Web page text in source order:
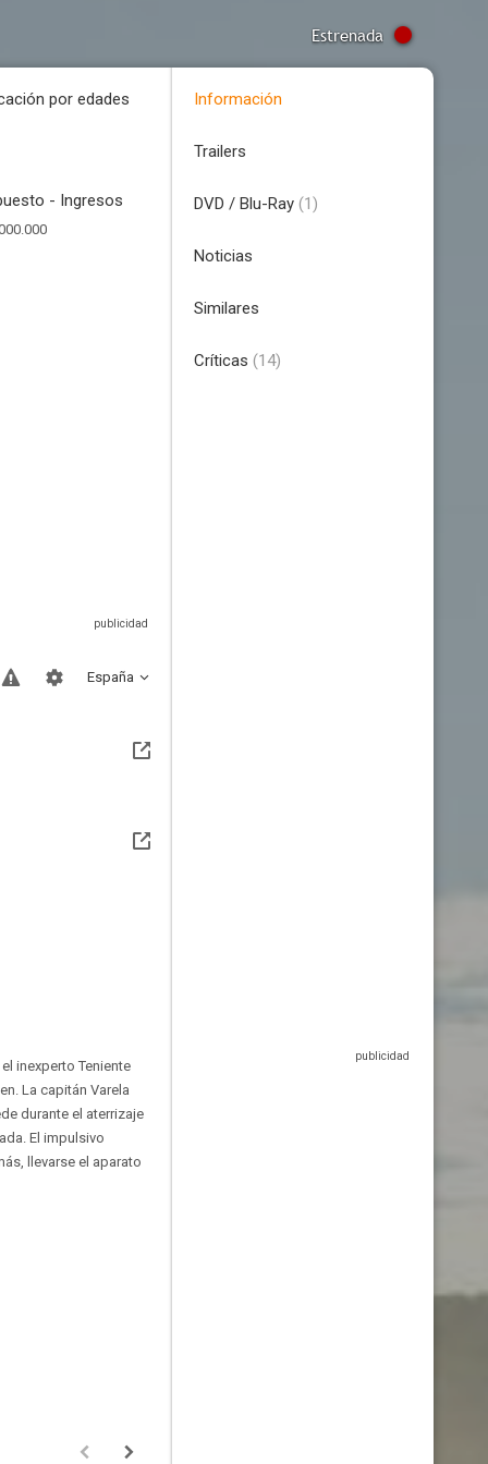
Estrenada
por edades
- Ingresos
España
inexperto Teniente
La capitán Varela
durante el aterrizaje
El impulsivo
llevarse el aparato
Información
Trailers
DVD / Blu-Ray (1)
Noticias
Similares
Críticas (14)